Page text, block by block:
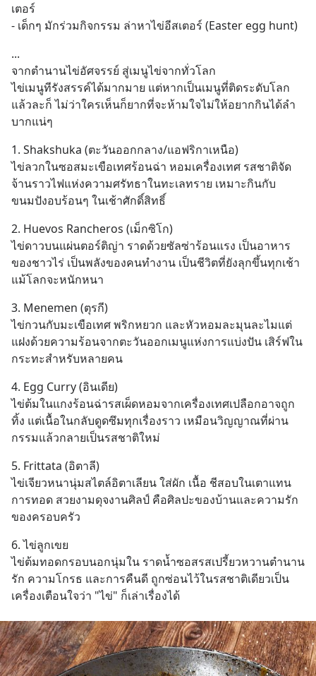
เตอร์
- เด็กๆ มักร่วมกิจกรรม ล่าหาไข่อีสเตอร์ (Easter egg hunt)
...
จากตำนานไข่อัศจรรย์ สู่เมนูไข่จากทั่วโลก
ไข่เมนูทีรังสรรค์ได้มากมาย แต่หากเป็นเมนูที่ติดระดับโลก
แล้วละก็ ไม่ว่าใครเห็นก็ยากที่จะห้ามใจไม่ให้อยากกินได้ลำ
บากแน่ๆ
1. Shakshuka (ตะวันออกกลาง/แอฟริกาเหนือ)
ไข่ลวกในซอสมะเขือเทศร้อนฉ่า หอมเครื่องเทศ รสชาติจัด
จ้านราวไฟแห่งความศรัทธาในทะเลทราย เหมาะกินกับ
ขนมปังอบร้อนๆ ในเช้าศักดิ์สิทธิ์
2. Huevos Rancheros (เม็กซิโก)
ไข่ดาวบนแผ่นตอร์ติญ่า ราดด้วยซัลซ่าร้อนแรง เป็นอาหาร
ของชาวไร่ เป็นพลังของคนทำงาน เป็นชีวิตที่ยังลุกขึ้นทุกเช้า
แม้โลกจะหนักหนา
3. Menemen (ตุรกี)
ไข่กวนกับมะเขือเทศ พริกหยวก และหัวหอมละมุนละไมแต่
แฝงด้วยความร้อนจากตะวันออกเมนูแห่งการแบ่งปัน เสิร์ฟใน
กระทะสำหรับหลายคน
4. Egg Curry (อินเดีย)
ไข่ต้มในแกงร้อนฉ่ารสเผ็ดหอมจากเครื่องเทศเปลือกอาจถูก
ทิ้ง แต่เนื้อในกลับดูดซึมทุกเรื่องราว เหมือนวิญญาณที่ผ่าน
กรรมแล้วกลายเป็นรสชาติใหม่
5. Frittata (อิตาลี)
ไข่เจียวหนานุ่มสไตล์อิตาเลียน ใส่ผัก เนื้อ ชีสอบในเตาแทน
การทอด สวยงามดุจงานศิลป์ คือศิลปะของบ้านและความรัก
ของครอบครัว
6. ไข่ลูกเขย
ไข่ต้มทอดกรอบนอกนุ่มใน ราดน้ำซอสรสเปรี้ยวหวานตำนาน
รัก ความโกรธ และการคืนดี ถูกซ่อนไว้ในรสชาติเดียวเป็น
เครื่องเตือนใจว่า "ไข่" ก็เล่าเรื่องได้